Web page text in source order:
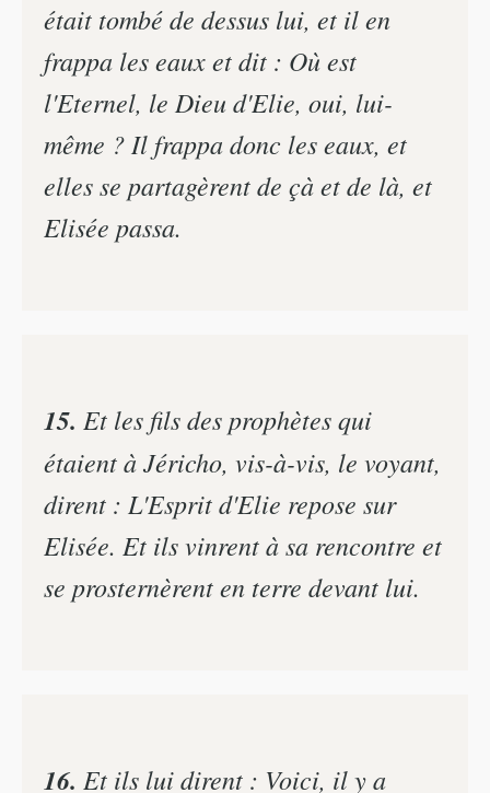
était tombé de dessus lui, et il en
frappa les eaux et dit : Où est
l'Eternel, le Dieu d'Elie, oui, lui-
même ? Il frappa donc les eaux, et
elles se partagèrent de çà et de là, et
Elisée passa.
15. Et les fils des prophètes qui
étaient à Jéricho, vis-à-vis, le voyant,
dirent : L'Esprit d'Elie repose sur
Elisée. Et ils vinrent à sa rencontre et
se prosternèrent en terre devant lui.
16. Et ils lui dirent : Voici, il y a